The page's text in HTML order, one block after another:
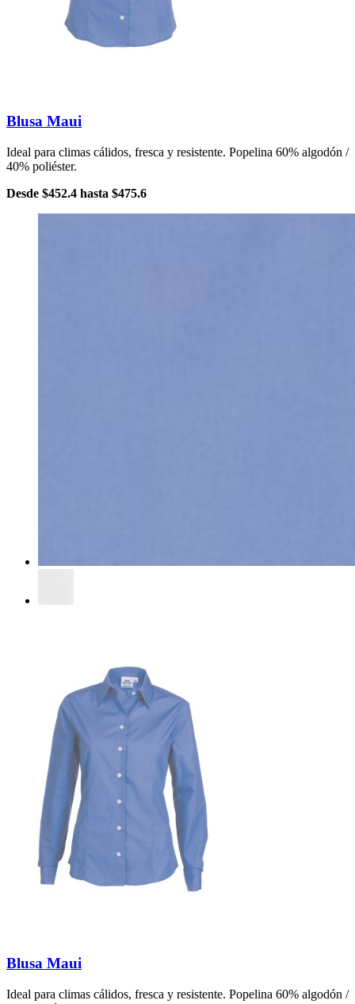
Blusa Maui
Ideal para climas cálidos, fresca y resistente. Popelina 60% algodón /
40% poliéster.
Desde $452.4 hasta $475.6
Blusa Maui
Ideal para climas cálidos, fresca y resistente. Popelina 60% algodón /